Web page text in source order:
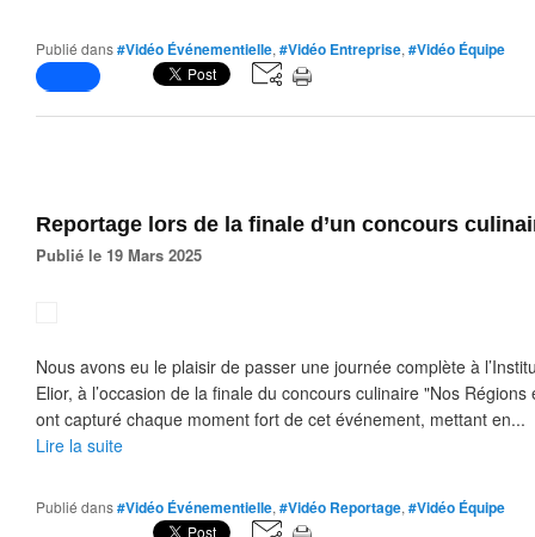
Publié dans#Vidéo Événementielle, #Vidéo Entreprise, #Vidéo Équipe
Reportage lors de la finale d’un concours
Publié le 19 Mars 2025
Nous avons eu le plaisir de passer une journée complète à
Elior, à l’occasion de la finale du concours culinaire "Nos
ont capturé chaque moment fort de cet événement, mettant en...
Lire la suite
Publié dans#Vidéo Événementielle, #Vidéo Reportage, #Vidéo Équipe